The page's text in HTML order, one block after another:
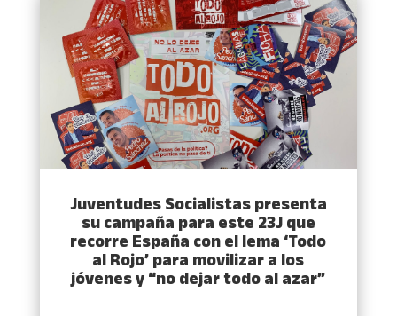
Juventudes Socialistas presenta
su campaña para este 23J que
recorre España con el lema ‘Todo
al Rojo’ para movilizar a los
jóvenes y “no dejar todo al azar”